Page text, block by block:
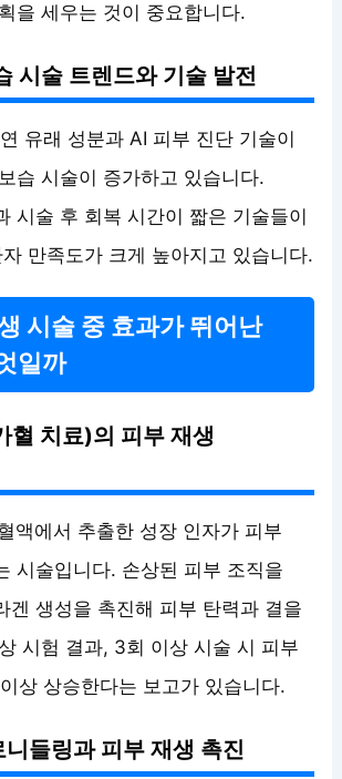
을 세우는 것이 중요합니다.
시술 트렌드와 기술 발전
유래 성분과 AI 피부 진단 기술이
습 시술이 증가하고 있습니다.
시술 후 회복 시간이 짧은 기술들이
만족도가 크게 높아지고 있습니다.
시술 중 효과가 뛰어난
일까
혈 치료)의 피부 재생
액에서 추출한 성장 인자가 피부
시술입니다. 손상된 피부 조직을
겐 생성을 촉진해 피부 탄력과 결을
시험 결과, 3회 이상 시술 시 피부
상 상승한다는 보고가 있습니다.
들링과 피부 재생 촉진